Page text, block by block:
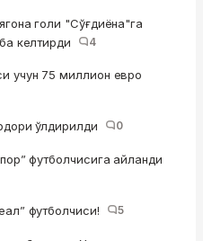
голи "Сўғдиёна"га
келтирди
4
учун 75 миллион евро
ўлдирилди 0
футболчисига айланди
футболчиси! 5